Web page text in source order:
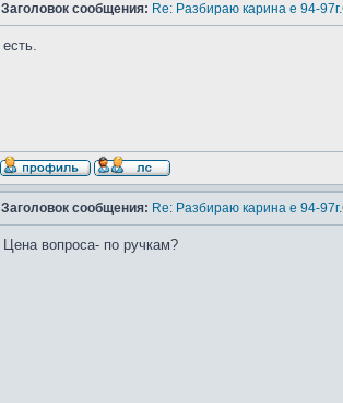
Заголовок сообщения: Re: Разбираю карина е 94-
есть.
Заголовок сообщения: Re: Разбираю карина е 94-
Цена вопроса- по ручкам?